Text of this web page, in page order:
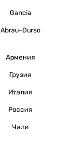
Gancia
Abrau-Durso
Армения
Грузия
Италия
Россия
Чили